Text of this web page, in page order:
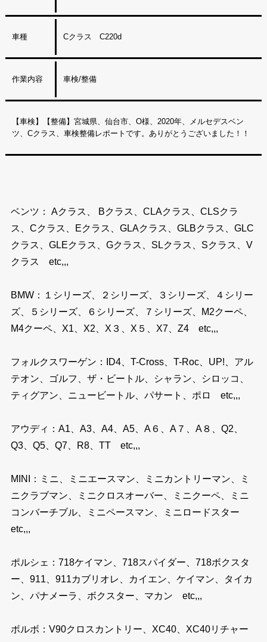
車種 Cクラス C220d
作業内容 車検/整備
【車検】【整備】宮城県、仙台市、O様、2020年、メルセデスベン
ツ、Cクラス、車検整備レポートです。ありがとうございました！！
ベンツ： Aクラス、 Bクラス、CLAクラス、CLSクラ
ス、Cクラス、Eクラス、GLAクラス、GLBクラス、GLC
クラス、GLEクラス、Gクラス、SLクラス、Sクラス、V
クラス etc,,,
BMW：１シリーズ、２シリーズ、３シリーズ、４シリー
ズ、５シリーズ、６シリーズ、７シリーズ、M2クーペ、
M4クーペ、X1、X2、X３、X５、X7、Z4 etc,,,
フォルクスワーゲン：ID4、T-Cross、T-Roc、UP!、アル
テオン、ゴルフ、ザ・ビートル、シャラン、シロッコ、
ティグアン、ニュービートル、パサート、ポロ etc,,,
アウディ：A1、A3、A4、A5、A６、A７、A８、Q2、
Q3、Q5、Q7、R8、TT etc,,,
MINI：ミニ、ミニエースマン、ミニカントリーマン、ミ
ニクラブマン、ミニクロスオーバー、ミニクーペ、ミニ
コンバーチブル、ミニペースマン、ミニロードスター
etc,,,
ポルシェ：718ケイマン、718スパイダー、718ボクスタ
ー、911、911カブリオレ、カイエン、ケイマン、タイカ
ン、パナメーラ、ボクスター、マカン etc,,,
ボルボ：V90クロスカントリー、XC40、XC40リチャー